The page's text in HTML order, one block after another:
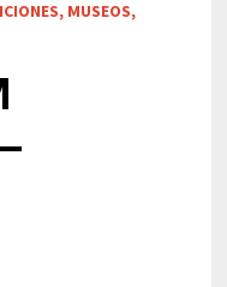
MUSEOS,